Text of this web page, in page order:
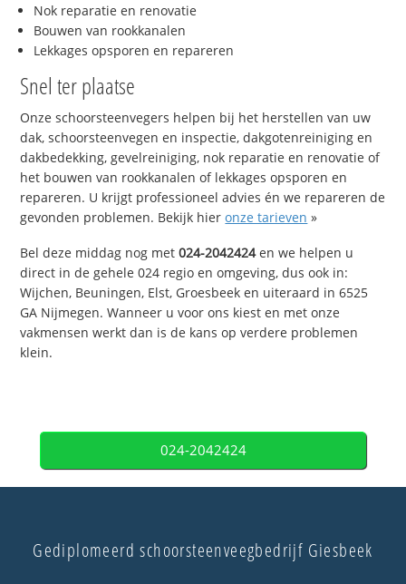
Nok reparatie en renovatie
Bouwen van rookkanalen
Lekkages opsporen en repareren
Snel ter plaatse
Onze schoorsteenvegers helpen bij het herstellen van uw
dak, schoorsteenvegen en inspectie, dakgotenreiniging en
dakbedekking, gevelreiniging, nok reparatie en renovatie of
het bouwen van rookkanalen of lekkages opsporen en
repareren. U krijgt professioneel advies én we repareren de
gevonden problemen. Bekijk hieronze tarieven »
Bel deze middag nog met024-2042424en we helpen u
direct in de gehele 024 regio en omgeving, dus ook in:
Wijchen, Beuningen, Elst, Groesbeek en uiteraard in 6525
GA Nijmegen. Wanneer u voor ons kiest en met onze
vakmensen werkt dan is de kans op verdere problemen
klein.
024-2042424
Gediplomeerd schoorsteenveegbedrijf Giesbeek